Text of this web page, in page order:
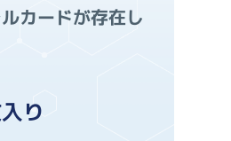
カードが存在し
り